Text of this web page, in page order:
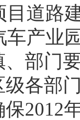
目道路
车产业
、部门
级各部
保2012